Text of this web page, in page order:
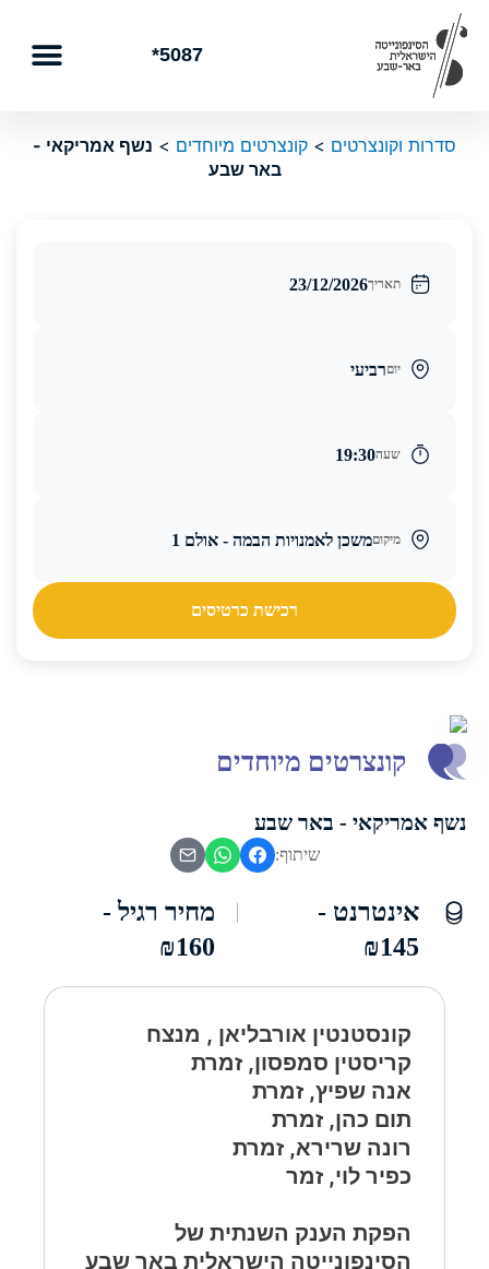
דילוג
לתוכן
5087*
סדרות וקונצרטים > קונצרטים מיוחדים > נשף אמריקאי -
באר שבע
תאריך23/12/2026
יוםרביעי
שעה19:30
מיקוםמשכן לאמנויות הבמה - אולם 1
רכישת כרטיסים
קונצרטים מיוחדים
נשף אמריקאי - באר שבע
שיתוף:
אינטרנט -
₪145
מחיר רגיל -
₪160
קונסטנטין אורבליאן , מנצח
קריסטין סמפסון, זמרת
אנה שפיץ, זמרת
תום כהן, זמרת
רונה שרירא, זמרת
כפיר לוי, זמר
הפקת הענק השנתית של
הסינפונייטה הישראלית באר שבע